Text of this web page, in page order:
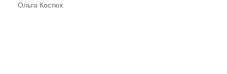
Ольга Костюк